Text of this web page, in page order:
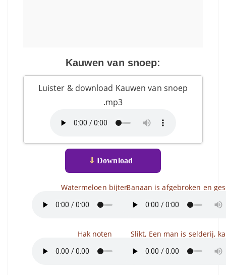
Kauwen van snoep:
Luister & download Kauwen van snoep
.mp3
⇓ Download
Watermeloen bijten
Hak noten
Banaan is afgebroken en
Slikt, Een man is selderij,